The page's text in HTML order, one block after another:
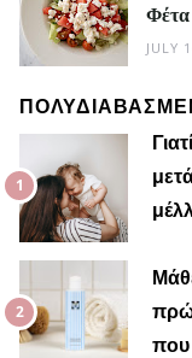
Φέτα
JULY
που